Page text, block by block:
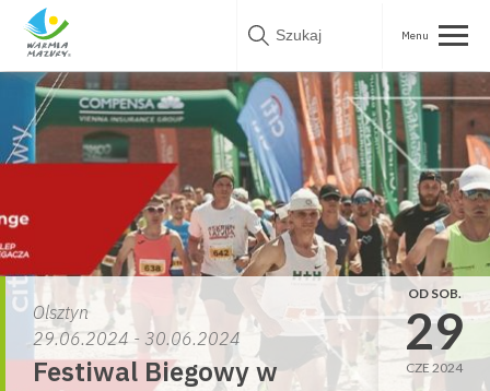
Skip
Olsztyn
29.06.2024 - 30.06.2024
Festiwal Biegowy w
OD SOB.
29
CZE 2024